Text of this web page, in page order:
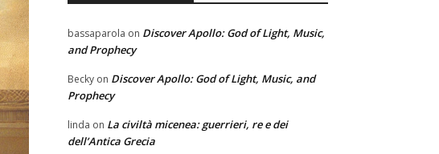
bassaparola on Discover Apollo: God of Light, Music,
and Prophecy
Becky on Discover Apollo: God of Light, Music, and
Prophecy
linda on La civiltà micenea: guerrieri, re e dei
dell’Antica Grecia